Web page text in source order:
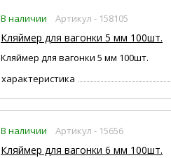
В наличии Артикул - 158105
Кляймер для вагонки 5 мм 100шт.
Кляймер для вагонки 5 мм 100шт.
характеристика
В наличии Артикул - 15656
Кляймер для вагонки 6 мм 100шт.